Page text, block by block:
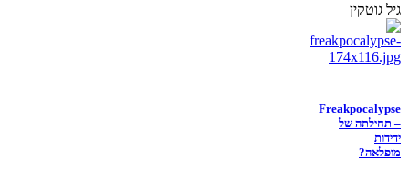
גיל גוטקין
Freakpocalypse
– תחילתה של
ידידות
מופלאה?